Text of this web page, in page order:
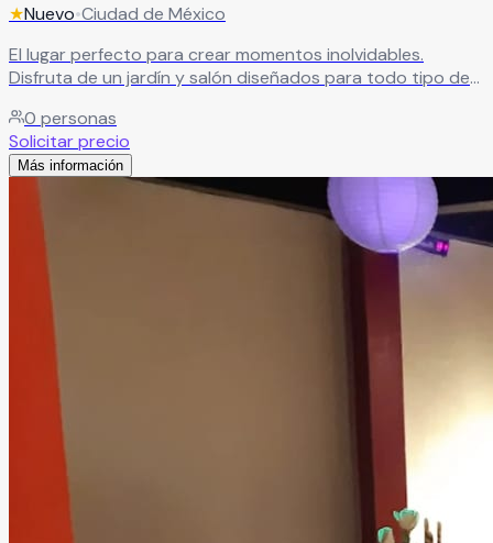
★Nuevo•Ciudad de México
El lugar perfecto para crear momentos inolvidables.
Disfruta de un jardín y salón diseñados para todo tipo de
hará de tu celebración algo especial.
0 personas
Solicitar precio
Más información